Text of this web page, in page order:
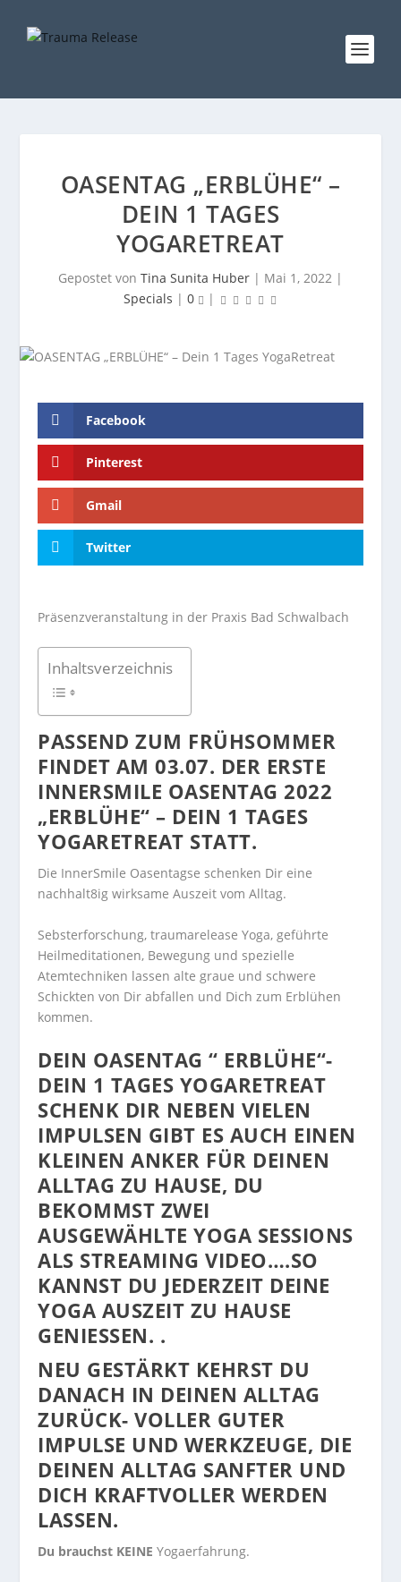
OASENTAG „ERBLÜHE“ –
DEIN 1 TAGES
YOGARETREAT
Gepostet von Tina Sunita Huber | Mai 1, 2022 |
Specials | 0 |
Facebook
Pinterest
Gmail
Twitter
Präsenzveranstaltung in der Praxis Bad Schwalbach
Inhaltsverzeichnis
PASSEND ZUM FRÜHSOMMER
FINDET AM 03.07. DER ERSTE
INNERSMILE OASENTAG 2022
„ERBLÜHE“ – DEIN 1 TAGES
YOGARETREAT STATT.
Die InnerSmile Oasentagse schenken Dir eine
nachhalt8ig wirksame Auszeit vom Alltag.
Sebsterforschung, traumarelease Yoga, geführte
Heilmeditationen, Bewegung und spezielle
Atemtechniken lassen alte graue und schwere
Schickten von Dir abfallen und Dich zum Erblühen
kommen.
DEIN OASENTAG “ ERBLÜHE“-
DEIN 1 TAGES YOGARETREAT
SCHENK DIR NEBEN VIELEN
IMPULSEN GIBT ES AUCH EINEN
KLEINEN ANKER FÜR DEINEN
ALLTAG ZU HAUSE, DU
BEKOMMST ZWEI
AUSGEWÄHLTE YOGA SESSIONS
ALS STREAMING VIDEO….SO
KANNST DU JEDERZEIT DEINE
YOGA AUSZEIT ZU HAUSE
GENIESSEN. .
NEU GESTÄRKT KEHRST DU
DANACH IN DEINEN ALLTAG
ZURÜCK- VOLLER GUTER
IMPULSE UND WERKZEUGE, DIE
DEINEN ALLTAG SANFTER UND
DICH KRAFTVOLLER WERDEN
LASSEN.
Du brauchst KEINEYogaerfahrung.